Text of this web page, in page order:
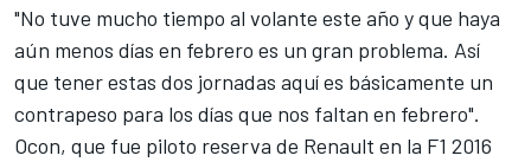
"No tuve mucho tiempo al volante este año y que haya
aún menos días en febrero es un gran problema. Así
que tener estas dos jornadas aquí es básicamente un
contrapeso para los días que nos faltan en febrero".
Ocon, que fue piloto reserva de Renault en la F1 2016